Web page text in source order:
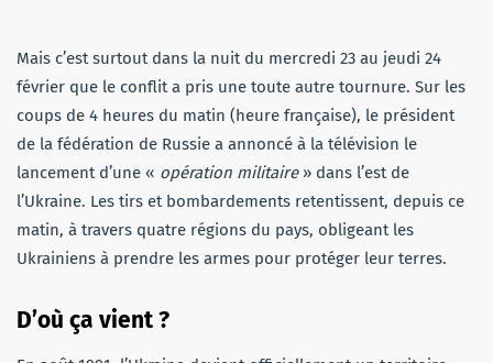
Mais c’est surtout dans la nuit du mercredi 23 au jeudi 24
février que le conflit a pris une toute autre tournure. Sur les
coups de 4 heures du matin (heure française), le président
de la fédération de Russie a annoncé à la télévision le
lancement d’une « opération militaire» dans l’est de
l’Ukraine. Les tirs et bombardements retentissent, depuis ce
matin, à travers quatre régions du pays, obligeant les
Ukrainiens à prendre les armes pour protéger leur terres.
D’où ça vient ?